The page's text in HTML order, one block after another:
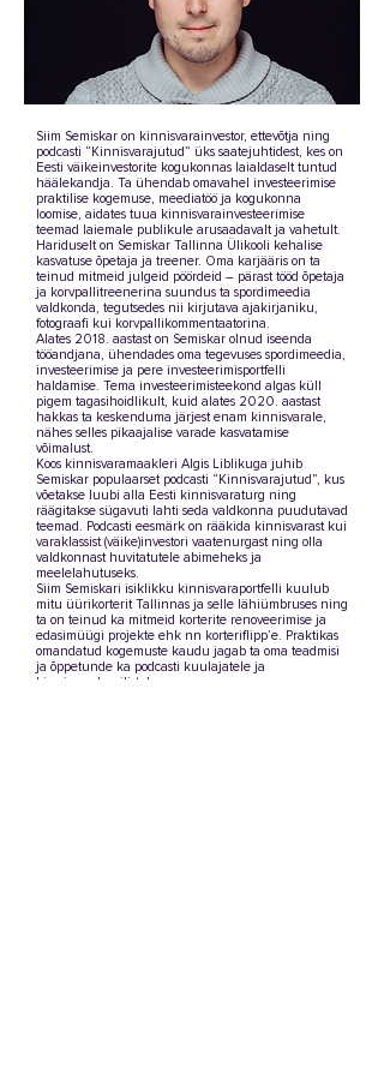
Siim Semiskar on kinnisvarainvestor, ettevõtja ning
podcasti “Kinnisvarajutud” üks saatejuhtidest, kes on
Eesti väikeinvestorite kogukonnas laialdaselt tuntud
häälekandja. Ta ühendab omavahel investeerimise
praktilise kogemuse, meediatöö ja kogukonna
loomise, aidates tuua kinnisvarainvesteerimise
teemad laiemale publikule arusaadavalt ja vahetult.
Hariduselt on Semiskar Tallinna Ülikooli kehalise
kasvatuse õpetaja ja treener. Oma karjääris on ta
teinud mitmeid julgeid pöördeid – pärast tööd õpetaja
ja korvpallitreenerina suundus ta spordimeedia
valdkonda, tegutsedes nii kirjutava ajakirjaniku,
fotograafi kui korvpallikommentaatorina.
Alates 2018. aastast on Semiskar olnud iseenda
tööandjana, ühendades oma tegevuses spordimeedia,
investeerimise ja pere investeerimisportfelli
haldamise. Tema investeerimisteekond algas küll
pigem tagasihoidlikult, kuid alates 2020. aastast
hakkas ta keskenduma järjest enam kinnisvarale,
nähes selles pikaajalise varade kasvatamise
võimalust.
Koos kinnisvaramaakleri Algis Liblikuga juhib
Semiskar populaarset podcasti “Kinnisvarajutud”, kus
võetakse luubi alla Eesti kinnisvaraturg ning
räägitakse sügavuti lahti seda valdkonna puudutavad
teemad. Podcasti eesmärk on rääkida kinnisvarast kui
varaklassist (väike)investori vaatenurgast ning olla
valdkonnast huvitatutele abimeheks ja
meelelahutuseks.
Siim Semiskari isiklikku kinnisvaraportfelli kuulub
mitu üürikorterit Tallinnas ja selle lähiümbruses ning
ta on teinud ka mitmeid korterite renoveerimise ja
edasimüügi projekte ehk nn korteriflipp’e. Praktikas
omandatud kogemuste kaudu jagab ta oma teadmisi
ja õppetunde ka podcasti kuulajatele ja
kinnisvarahuvilistele.